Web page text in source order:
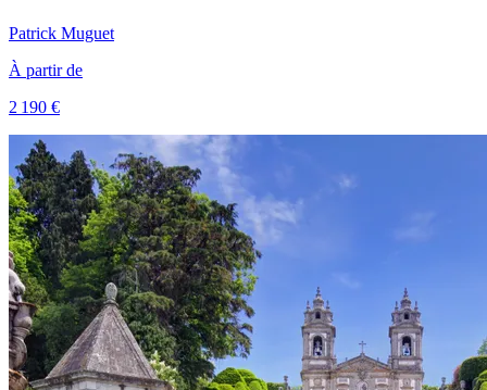
Patrick Muguet
À partir de
2 190 €
Voir le voyage